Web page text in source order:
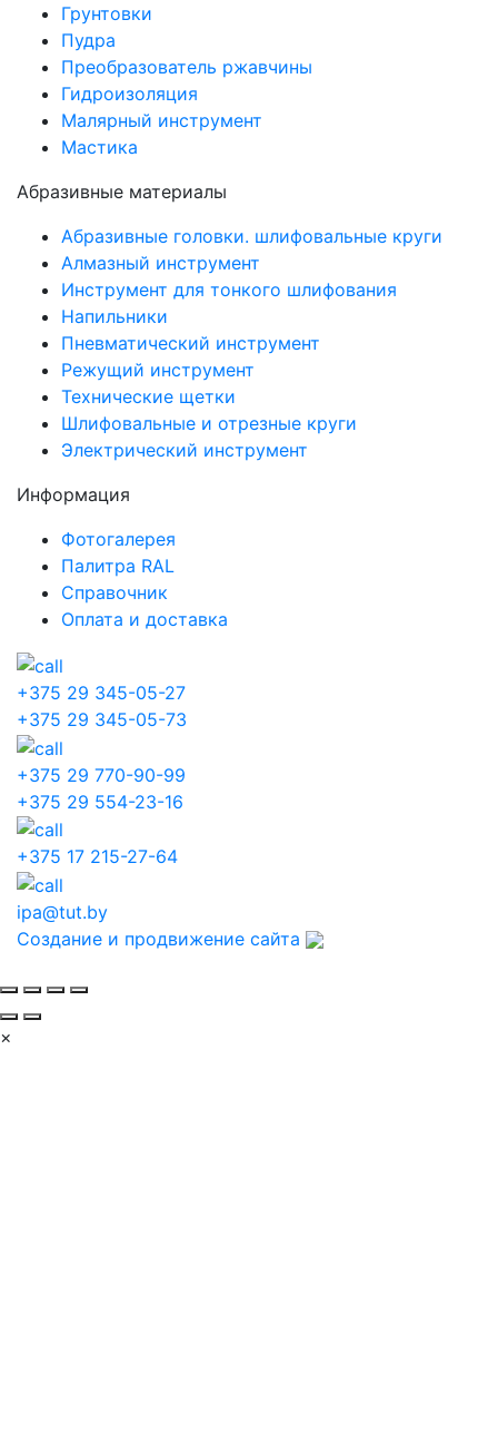
Грунтовки
Пудра
Преобразователь ржавчины
Гидроизоляция
Малярный инструмент
Мастика
Абразивные материалы
Абразивные головки. шлифовальные круги
Алмазный инструмент
Инструмент для тонкого шлифования
Напильники
Пневматический инструмент
Режущий инструмент
Технические щетки
Шлифовальные и отрезные круги
Электрический инструмент
Информация
Фотогалерея
Палитра RAL
Справочник
Оплата и доставка
+375 29 345-05-27
+375 29 345-05-73
+375 29 770-90-99
+375 29 554-23-16
+375 17 215-27-64
ipa@tut.by
Создание и продвижение сайта
×